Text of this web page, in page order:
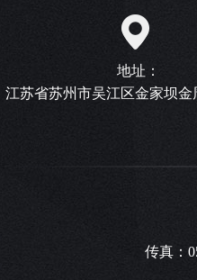
地址：
江苏省苏州市吴江区金家坝金
传真：